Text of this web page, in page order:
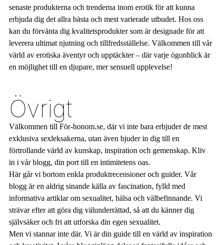
senaste produkterna och trenderna inom erotik för att kunna
erbjuda dig det allra bästa och mest varierade utbudet. Hos oss
kan du förvänta dig kvalitetsprodukter som är designade för att
leverera ultimat njutning och tillfredsställelse. Välkommen till vår
värld av erotiska äventyr och upptäckter – där varje ögonblick är
en möjlighet till en djupare, mer sensuell upplevelse!
Övrigt
Välkommen till För-honom.se, där vi inte bara erbjuder de mest
exklusiva sexleksakerna, utan även bjuder in dig till en
förtrollande värld av kunskap, inspiration och gemenskap. Kliv
in i vår blogg, din port till en intimitetens oas.
Här går vi bortom enkla produktrecensioner och guider. Vår
blogg är en aldrig sinande källa av fascination, fylld med
informativa artiklar om sexualitet, hälsa och välbefinnande. Vi
strävar efter att göra dig välunderrättad, så att du känner dig
självsäker och fri att utforska din egen sexualitet.
Men vi stannar inte där. Vi är din guide till en värld av inspiration